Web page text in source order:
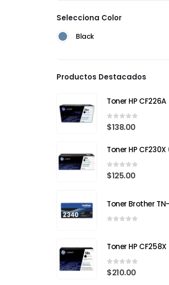
Selecciona Color
Black
Productos Destacados
0out of 5
$138.00
0out of 5
$125.00
0 out of 5
$210.00